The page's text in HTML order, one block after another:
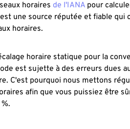
horaires de l'IANA pour
une source réputée et fiable qui
horaires.
horaire statique pour la
est sujette à des erreurs dues
C'est pourquoi nous mettons
afin que vous puissiez être